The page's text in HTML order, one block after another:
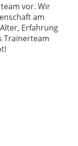
vor. Wir
am
Erfahrung
Trainerteam